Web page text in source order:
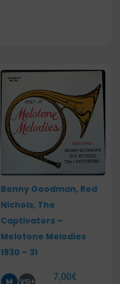
Benny Goodman, Red
Nichols, The
Captivators –
Melotone Melodies
1930 – 31
7,00€